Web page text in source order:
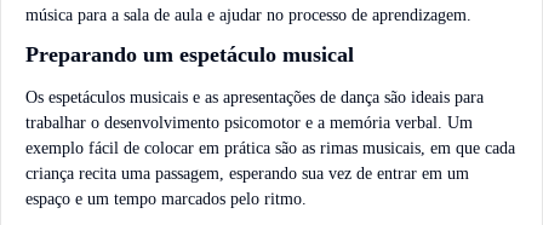
música para a sala de aula e ajudar no processo de aprendizagem.
Preparando um espetáculo musical
Os espetáculos musicais e as apresentações de dança são ideais para
trabalhar o desenvolvimento psicomotor e a memória verbal. Um
exemplo fácil de colocar em prática são as rimas musicais, em que cada
criança recita uma passagem, esperando sua vez de entrar em um
espaço e um tempo marcados pelo ritmo.